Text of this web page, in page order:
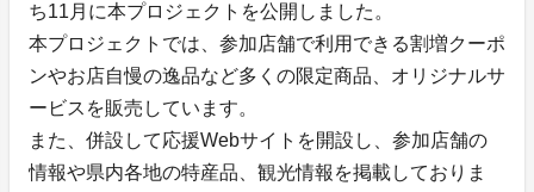
ち11月に本プロジェクトを公開しました。
本プロジェクトでは、参加店舗で利用できる割増クーポ
ンやお店自慢の逸品など多くの限定商品、オリジナルサ
ービスを販売しています。
また、併設して応援Webサイトを開設し、参加店舗の
情報や県内各地の特産品、観光情報を掲載しておりま